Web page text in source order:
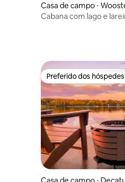
Casa de campo ⋅
Cabana com lago e
Preferido dos hóspedes
Preferido dos hóspedes